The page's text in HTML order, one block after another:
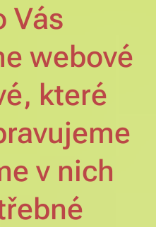
Vás
webové
které
v nich